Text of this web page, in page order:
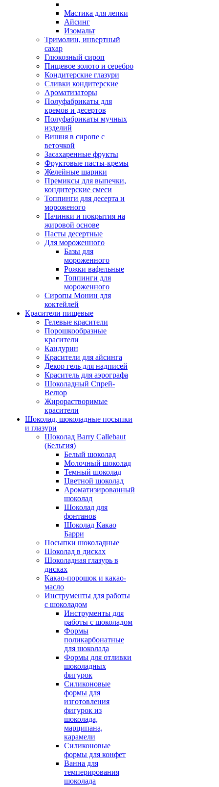
Мастика для лепки
Айсинг
Изомальт
Тримолин, инвертный
сахар
Глюкозный сироп
Пищевое золото и серебро
Кондитерские глазури
Сливки кондитерские
Ароматизаторы
Полуфабрикаты для
кремов и десертов
Полуфабрикаты мучных
изделий
Вишня в сиропе с
веточкой
Засахаренные фрукты
Фруктовые пасты-кремы
Желейные шарики
Премиксы для выпечки,
кондитерские смеси
Топпинги для десерта и
мороженого
Начинки и покрытия на
жировой основе
Пасты десертные
Для мороженного
Базы для
мороженного
Рожки вафельные
Топпинги для
мороженного
Сиропы Монин для
коктейлей
Красители пищевые
Гелевые красители
Порошкообразные
красители
Кандурин
Красители для айсинга
Декор гель для надписей
Краситель для аэрографа
Шоколадный Спрей-
Велюр
Жирорастворимые
красители
Шоколад, шоколадные посыпки
и глазури
Шоколад Barry Callebaut
(Бельгия)
Белый шоколад
Молочный шоколад
Темный шоколад
Цветной шоколад
Ароматизированный
шоколад
Шоколад для
фонтанов
Шоколад Какао
Барри
Посыпки шоколадные
Шоколад в дисках
Шоколадная глазурь в
дисках
Какао-порошок и какао-
масло
Инструменты для работы
с шоколадом
Инструменты для
работы с шоколадом
Формы
поликарбонатные
для шоколада
Формы для отливки
шоколадных
фигурок
Силиконовые
формы для
изготовления
фигурок из
шоколада,
марципана,
карамели
Силиконовые
формы для конфет
Ванна для
темперирования
шоколада